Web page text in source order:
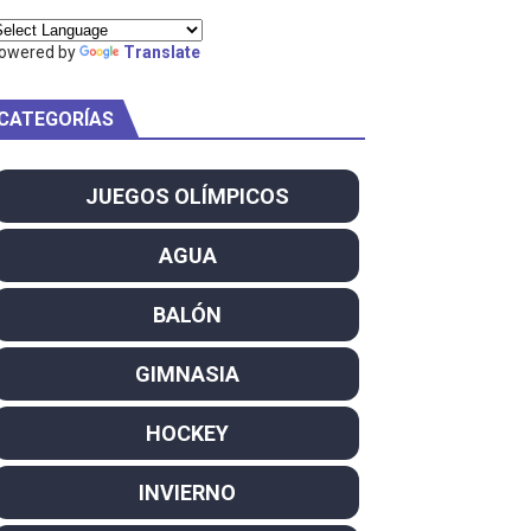
Project
dominan el Europeo
se reparten el botín y Caetano Horta y Rodrigo Conde
decacampeonas y quinto oro consecutivo
Champion
by Translate
JUEGOS OLÍMPICOS
AGUA
BALÓN
GIMNASIA
HOCKEY
INVIERNO